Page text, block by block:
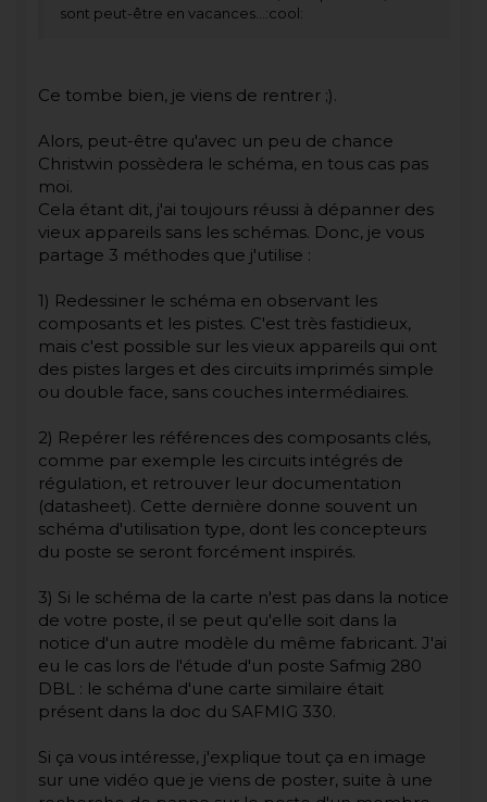
sont peut-être en vacances...:cool:
Ce tombe bien, je viens de rentrer ;).
Alors, peut-être qu'avec un peu de chance
Christwin possèdera le schéma, en tous cas pas
moi.
Cela étant dit, j'ai toujours réussi à dépanner des
vieux appareils sans les schémas. Donc, je vous
partage 3 méthodes que j'utilise :
1) Redessiner le schéma en observant les
composants et les pistes. C'est très fastidieux,
mais c'est possible sur les vieux appareils qui ont
des pistes larges et des circuits imprimés simple
ou double face, sans couches intermédiaires.
2) Repérer les références des composants clés,
comme par exemple les circuits intégrés de
régulation, et retrouver leur documentation
(datasheet). Cette dernière donne souvent un
schéma d'utilisation type, dont les concepteurs
du poste se seront forcément inspirés.
3) Si le schéma de la carte n'est pas dans la notice
de votre poste, il se peut qu'elle soit dans la
notice d'un autre modèle du même fabricant. J'ai
eu le cas lors de l'étude d'un poste Safmig 280
DBL : le schéma d'une carte similaire était
présent dans la doc du SAFMIG 330.
Si ça vous intéresse, j'explique tout ça en image
sur une vidéo que je viens de poster, suite à une